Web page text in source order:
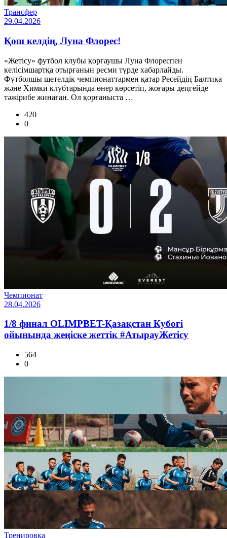
Трансфер
29.04.2026
Қош келдің, Луна Флорес!
«Жетісу» футбол клубы қорғаушы Луна Флореспен
келісімшартқа отырғанын ресми түрде хабарлайды.
Футболшы шетелдік чемпионаттармен қатар Ресейдің Балтика
және Химки клубтарында өнер көрсетіп, жоғары деңгейде
тәжірибе жинаған. Ол қорғаныста …
420
0
Чемпионат
28.04.2026
1/8 финал OLIMPBET-Қазақстан Кубогі
ойынында жеңіске жеттік #АтырауЖетісу
564
0
Тренировка